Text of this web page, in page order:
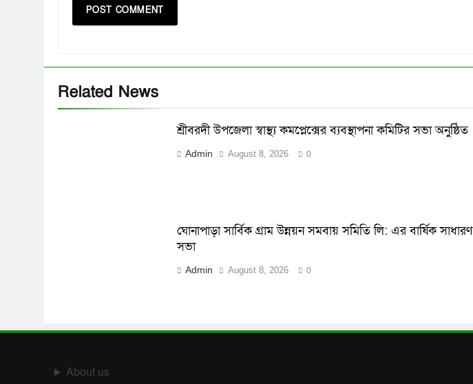
Related News
শ্রীবরদী উপজেলা স্বাস্থ্য কমপ্লেক্সের ব্যবস্থাপনা কমিটির সভা অনুষ্ঠিত
Admin August 8, 2026 0
ঘোনাপাড়া সার্বিক গ্রাম উন্নয়ন সমবায় সমিতি লি: এর বার্ষিক সাধারণ
সভা
Admin August 8, 2026 0
About us